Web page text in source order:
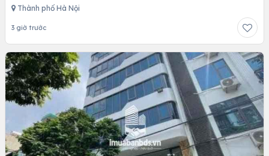
Thành phố Hà Nội
3 giờ trước